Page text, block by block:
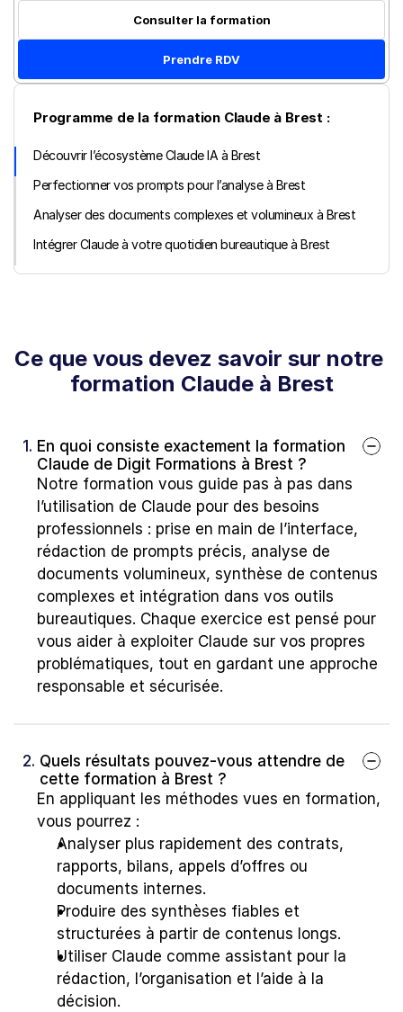
Programme de la formation Claude à Brest :
Découvrir l’écosystème Claude IA à Brest
Perfectionner vos prompts pour l’analyse à Brest
Analyser des documents complexes et volumineux à Brest
Intégrer Claude à votre quotidien bureautique à Brest
Consulter la formation
Prendre RDV
Ce que vous devez savoir sur notre
formation Claude à Brest
1. En quoi consiste exactement la formation
Claude de Digit Formations à Brest ?
Notre formation vous guide pas à pas dans
l’utilisation de Claude pour des besoins
professionnels : prise en main de l’interface,
rédaction de prompts précis, analyse de
documents volumineux, synthèse de contenus
complexes et intégration dans vos outils
bureautiques. Chaque exercice est pensé pour
vous aider à exploiter Claude sur vos propres
problématiques, tout en gardant une approche
responsable et sécurisée.
2. Quels résultats pouvez-vous attendre de
cette formation à Brest ?
En appliquant les méthodes vues en formation,
vous pourrez :
Analyser plus rapidement des contrats,
rapports, bilans, appels d’offres ou
documents internes.
Produire des synthèses fiables et
structurées à partir de contenus longs.
Utiliser Claude comme assistant pour la
rédaction, l’organisation et l’aide à la
décision.